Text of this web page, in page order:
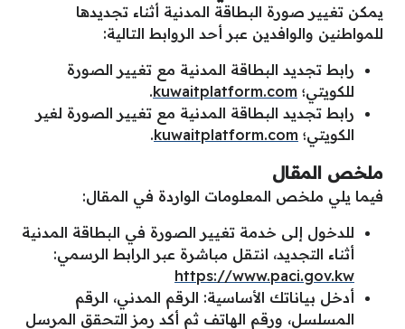
يمكن تغيير صورة البطاقة المدنية أثناء تجديدها
للمواطنين والوافدين عبر أحد الروابط التالية:
رابط تجديد البطاقة المدنية مع تغيير الصورة
للكويتي؛ kuwaitplatform.com
.
رابط تجديد البطاقة المدنية مع تغيير الصورة لغير
الكويتي؛ kuwaitplatform.com
.
ملخص المقال
فيما يلي ملخص المعلومات الواردة في المقال:
للدخول إلى خدمة تغيير الصورة في البطاقة المدنية
أثناء التجديد، انتقل مباشرة عبر الرابط الرسمي:
https://www.paci.gov.kw
أدخل بياناتك الأساسية: الرقم المدني، الرقم
المسلسل، ورقم الهاتف ثم أكد رمز التحقق المرسل